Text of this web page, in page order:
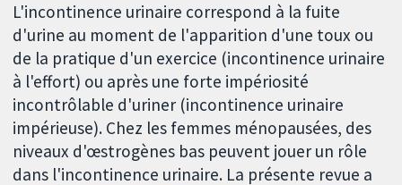
L'incontinence urinaire correspond à la fuite
d'urine au moment de l'apparition d'une toux ou
de la pratique d'un exercice (incontinence urinaire
à l'effort) ou après une forte impériosité
incontrôlable d'uriner (incontinence urinaire
impérieuse). Chez les femmes ménopausées, des
niveaux d'œstrogènes bas peuvent jouer un rôle
dans l'incontinence urinaire. La présente revue a